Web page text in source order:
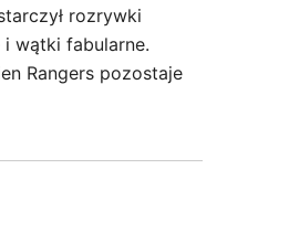
rozrywki
wątki fabularne.
Rangers pozostaje